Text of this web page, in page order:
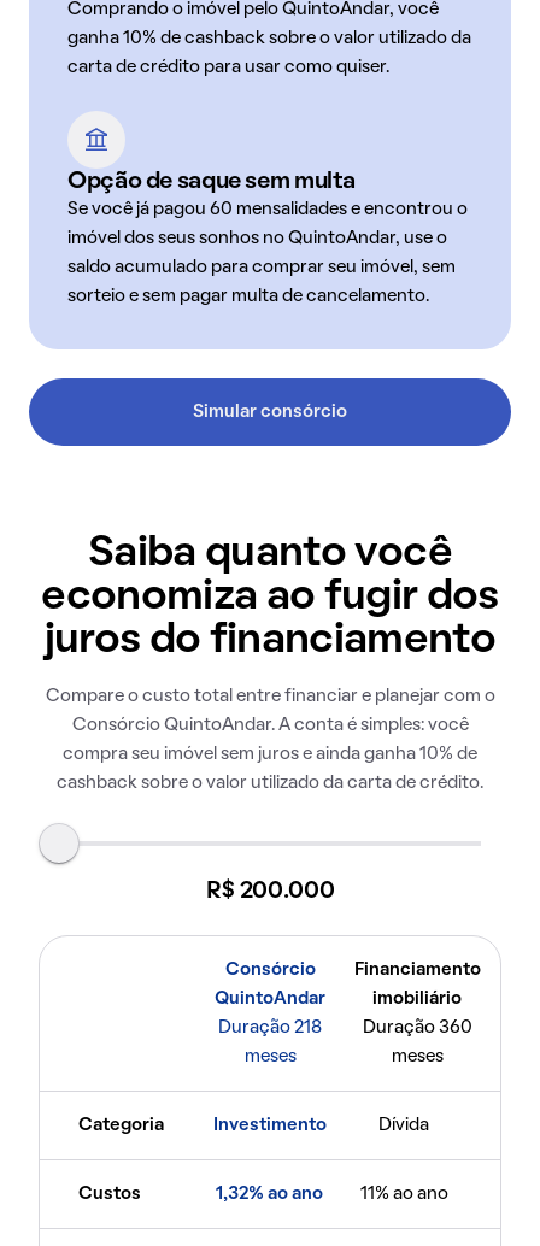
Comprando o imóvel pelo QuintoAndar, você
ganha 10% de cashback sobre o valor utilizado da
carta de crédito para usar como quiser.
Opção de saque sem multa
Se você já pagou 60 mensalidades e encontrou o
imóvel dos seus sonhos no QuintoAndar, use o
saldo acumulado para comprar seu imóvel, sem
sorteio e sem pagar multa de cancelamento.
Simular consórcio
Saiba quanto você
economiza ao fugir dos
juros do financiamento
Compare o custo total entre financiar e planejar com o
Consórcio QuintoAndar. A conta é simples: você
compra seu imóvel sem juros e ainda ganha 10% de
cashback sobre o valor utilizado da carta de crédito.
R$ 200.000
Consórcio
QuintoAndar
Duração 218
meses
Financiamento
imobiliário
Duração 360
meses
Categoria Investimento Dívida
Custos 1,32% ao ano 11% ao ano